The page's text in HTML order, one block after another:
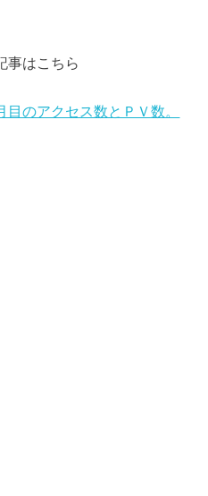
事はこちら
目のアクセス数とＰＶ数。